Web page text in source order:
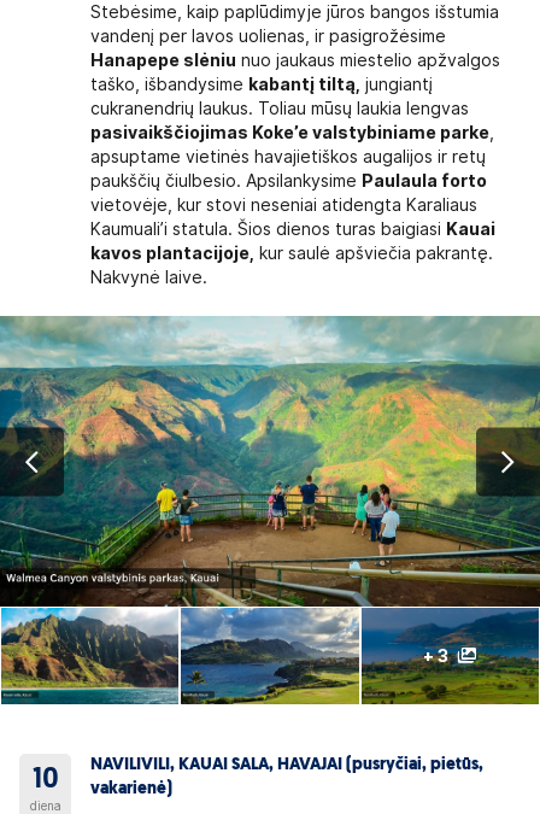
Stebėsime, kaip paplūdimyje jūros bangos išstumia
vandenį per lavos uolienas, ir pasigrožėsime
Hanapepe slėniu nuo jaukaus miestelio apžvalgos
taško, išbandysime kabantį tiltą, jungiantį
cukranendrių laukus. Toliau mūsų laukia lengvas
pasivaikščiojimas Koke’e valstybiniame parke
apsuptame vietinės havajietiškos augalijos ir retų
paukščių čiulbesio. Apsilankysime Paulaula forto
vietovėje, kur stovi neseniai atidengta Karaliaus
Kaumuali’i statula. Šios dienos turas baigiasi Kauai
kavos plantacijoje,
kur saulė apšviečia pakrantę.
Nakvynė laive.
+ 3
10
diena
NAVILIVILI, KAUAI SALA, HAVAJAI (pusryčiai, pietūs,
vakarienė)